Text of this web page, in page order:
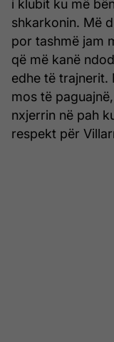
i klubit ku më
shkarkonin. Më
por tashmë jam
që më kanë
edhe të trajnerit.
mos të
nxjerrin në pah
respekt për